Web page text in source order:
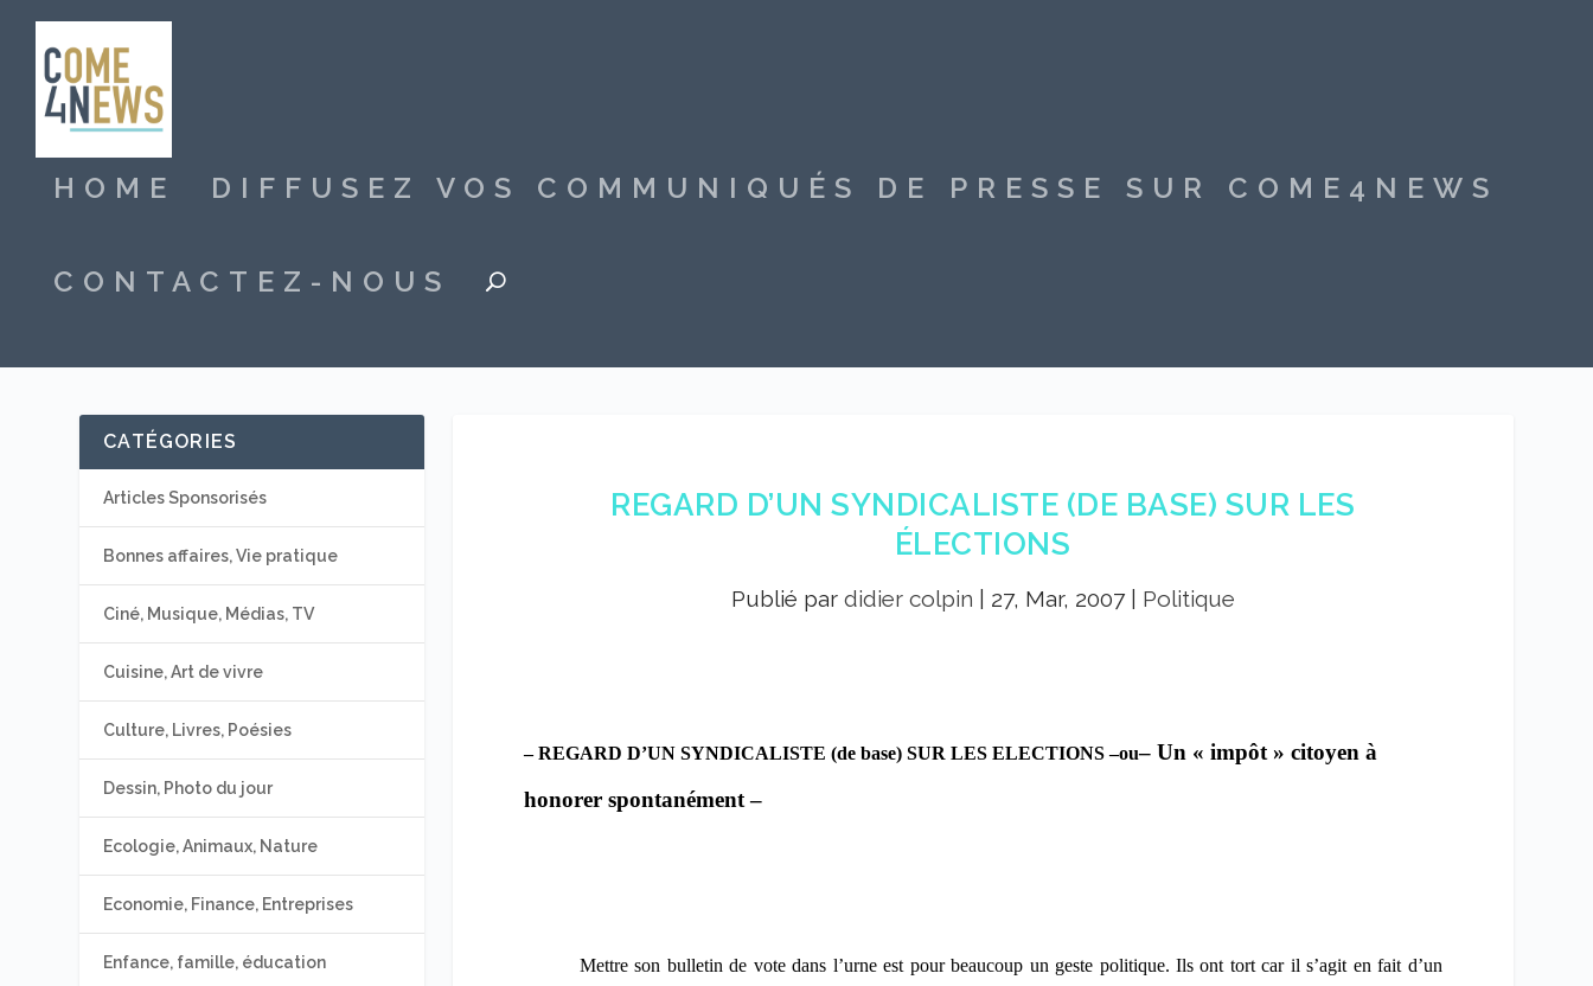
HOME DIFFUSEZ VOS COMMUNIQUÉS DE PRESSE SUR COME4NEWS
CONTACTEZ-NOUS
REGARD D’UN SYNDICALISTE (DE BASE) SUR LES
ÉLECTIONS
Publié par didier colpin 27, Mar, 2007| Politique
– REGARD D’UN SYNDICALISTE (de base) SUR LES ELECTIONS –ou– Un « impôt » citoyen à
honorer spontanément –
Mettre son bulletin de vote dans l’urne est pour beaucoup un geste politique. Ils ont tort car il s’agit en fait d’un
CATÉGORIES
Articles Sponsorisés
Bonnes affaires, Vie pratique
Ciné, Musique, Médias, TV
Cuisine, Art de vivre
Culture, Livres, Poésies
Dessin, Photo du jour
Ecologie, Animaux, Nature
Economie, Finance, Entreprises
Enfance, famille, éducation